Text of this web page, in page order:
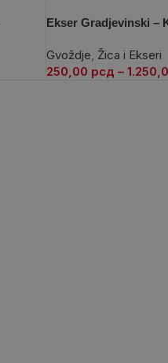
Ekser Gradjevinski –
Gvoždje, Žica i Ekseri
250,00 рсд –